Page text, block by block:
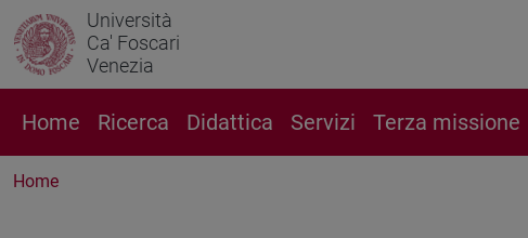
Università
Ca' Foscari
Venezia
Home Ricerca Didattica Servizi Terza missione
Home